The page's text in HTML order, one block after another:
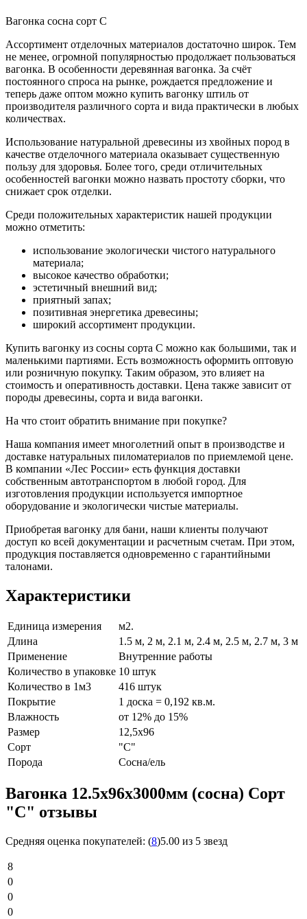
Вагонка сосна сорт С
Ассортимент отделочных материалов достаточно широк. Тем
не менее, огромной популярностью продолжает пользоваться
вагонка. В особенности деревянная вагонка. За счёт
постоянного спроса на рынке, рождается предложение и
теперь даже оптом можно купить вагонку штиль от
производителя различного сорта и вида практически в любых
количествах.
Использование натуральной древесины из хвойных пород в
качестве отделочного материала оказывает существенную
пользу для здоровья. Более того, среди отличительных
особенностей вагонки можно назвать простоту сборки, что
снижает срок отделки.
Среди положительных характеристик нашей продукции
можно отметить:
использование экологически чистого натурального
материала;
высокое качество обработки;
эстетичный внешний вид;
приятный запах;
позитивная энергетика древесины;
широкий ассортимент продукции.
Купить вагонку из сосны сорта С можно как большими, так и
маленькими партиями. Есть возможность оформить оптовую
или розничную покупку. Таким образом, это влияет на
стоимость и оперативность доставки. Цена также зависит от
породы древесины, сорта и вида вагонки.
На что стоит обратить внимание при покупке?
Наша компания имеет многолетний опыт в производстве и
доставке натуральных пиломатериалов по приемлемой цене.
В компании «Лес России» есть функция доставки
собственным автотранспортом в любой город. Для
изготовления продукции используется импортное
оборудование и экологически чистые материалы.
Приобретая вагонку для бани, наши клиенты получают
доступ ко всей документации и расчетным счетам. При этом,
продукция поставляется одновременно с гарантийными
талонами.
Характеристики
Единица измерения
м2.
Длина
1.5 м, 2 м, 2.1 м, 2.4 м, 2.5 м, 2.7 м, 3 м
Применение
Внутренние работы
Количество в упаковке 10 штук
Количество в 1м3
416 штук
Покрытие
1 доска = 0,192 кв.м.
Влажность
от 12% до 15%
Размер
12,5x96
Сорт
"С"
Порода
Сосна/ель
Вагонка 12.5х96х3000мм (сосна) Сорт
"С" отзывы
Средняя оценка покупателей: (8)5.00 из 5 звезд
8
0
0
0